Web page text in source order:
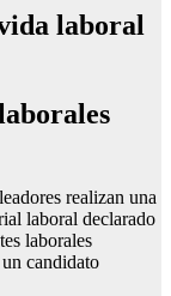
laboral
realizan una
laboral declarado
laborales
candidato